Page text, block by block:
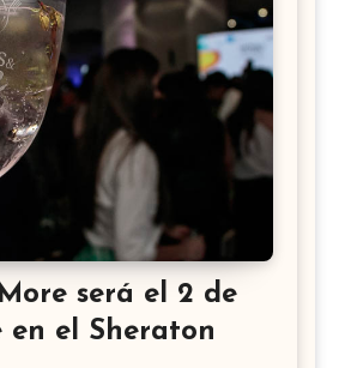
será el 2 de
en el Sheraton